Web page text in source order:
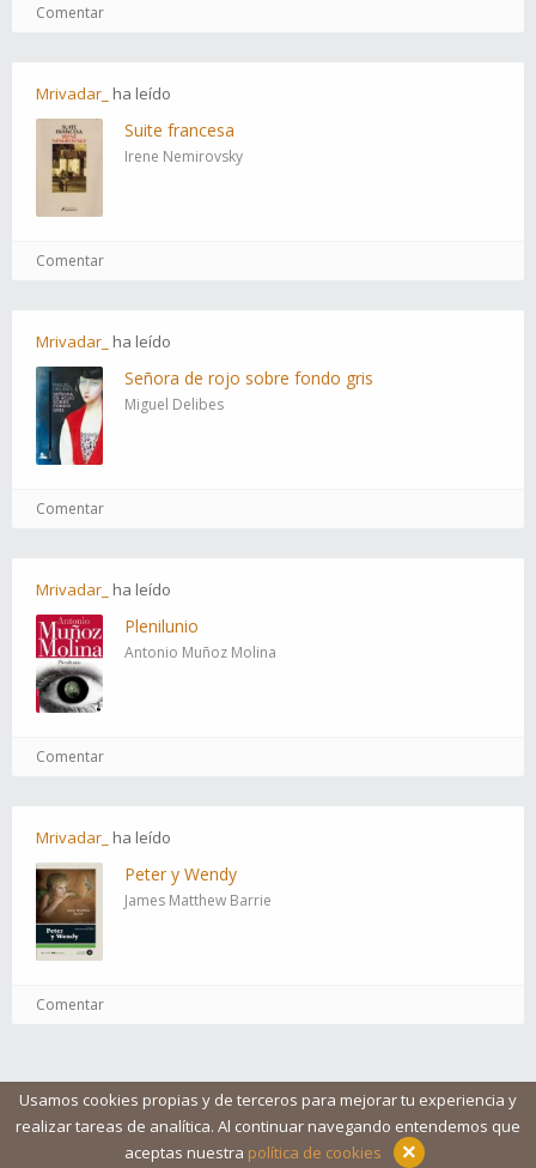
Usamos cookies propias y de terceros para mejorar tu experiencia y
realizar tareas de analítica. Al continuar navegando entendemos que
aceptas nuestra política de cookies ×
Comentar
Mrivadar_ ha leído
Suite francesa
Irene Nemirovsky
Comentar
Mrivadar_ ha leído
Señora de rojo sobre fondo gris
Miguel Delibes
Comentar
Mrivadar_ ha leído
Plenilunio
Antonio Muñoz Molina
Comentar
Mrivadar_ ha leído
Peter y Wendy
James Matthew Barrie
Comentar
Aviso legal